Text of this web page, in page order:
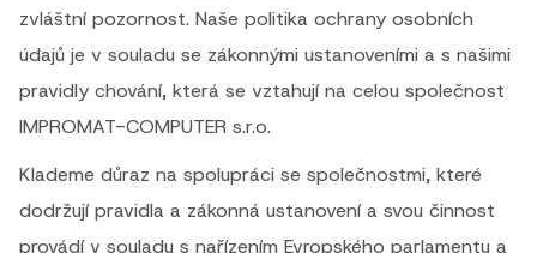
zvláštní pozornost. Naše politika ochrany osobních
údajů je v souladu se zákonnými ustanoveními a s našimi
pravidly chování, která se vztahují na celou společnost
IMPROMAT-COMPUTER s.r.o.
Klademe důraz na spolupráci se společnostmi, které
dodržují pravidla a zákonná ustanovení a svou činnost
provádí v souladu s nařízením Evropského parlamentu a